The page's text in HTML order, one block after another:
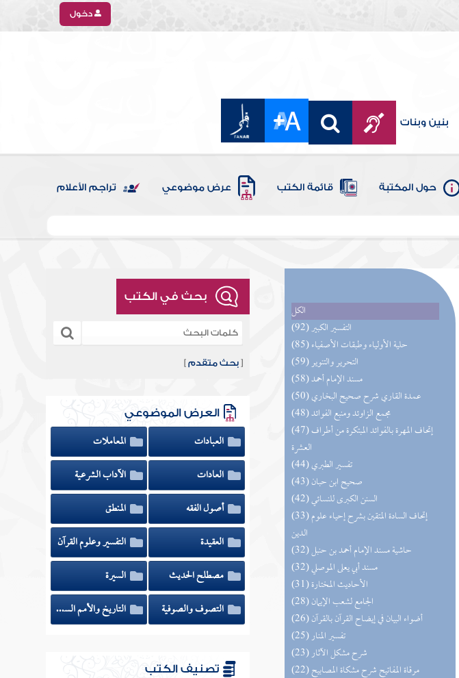
دخول
بنين وبنات
حول المكتبة قائمة الكتب عرض موضوعي تراجم الأعلام
الكل
(92) التفسير الكبير
(85) حلية الأولياء وطبقات الأصفياء
(59) التحرير والتنوير
(58) مسند الإمام أحمد
(50) عمدة القاري شرح صحيح البخاري
(48) مجمع الزاوئد ومنبع الفوائد
(47) إتحاف المهرة بالفوائد المبتكرة من أطراف
العشرة
(44) تفسير الطبري
(43) صحيح ابن حبان
(42) السنن الكبرى للنسائي
(33) إتحاف السادة المتقين بشرح إحياء علوم
الدين
(32) حاشية مسند الإمام أحمد بن حنبل
(32) مسند أبي يعلى الموصلي
(31) الأحاديث المختارة
(28) الجامع لشعب الإيمان
(26) أضواء البيان في إيضاح القرآن بالقرآن
(25) تفسير المنار
(23) شرح مشكل الآثار
(22) مرقاة المفاتيح شرح مشكاة المصابيح
بحث في الكتب
[بحث متقدم ]
العرض الموضوعي
العبادات
المعاملات
العادات
الآداب الشرعية
أصول الفقه
المنطق
العقيدة
التفسير وعلوم القرآن
مصطلح الحديث
السيرة
التصوف والصوفية
التاريخ والأمم السابقة
تصنيف الكتب